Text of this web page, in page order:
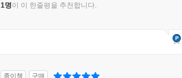
1명이 이 한줄평을 추천합니다.
종이책 구매